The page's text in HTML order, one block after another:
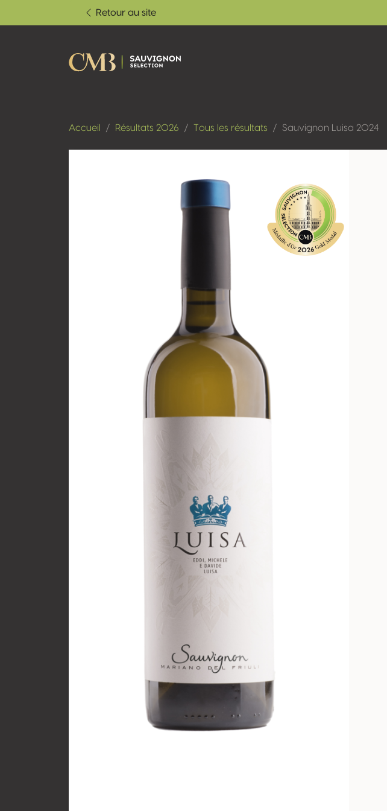
Retour au site
Accueil Résultats 2026 Tous les résultats Sauvignon Luisa 2024